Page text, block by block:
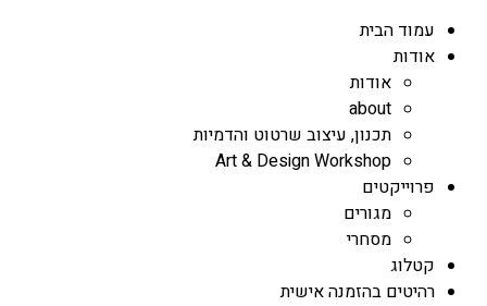
עמוד הבית
אודות
אודות
about
תכנון, עיצוב שרטוט והדמיות
Art & Design Workshop
פרוייקטים
מגורים
מסחרי
קטלוג
רהיטים בהזמנה אישית